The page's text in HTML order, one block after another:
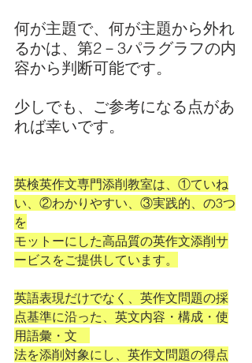
何が主題で、何が主題から外れ
るかは、第2－3パラグラフの内
容から判断可能です。
少しでも、ご参考になる点があ
れば幸いです。
英検英作文専門添削教室は、①ていね
い、②わかりやすい、③実践的、の3つ
を
モットーにした高品質の英作文添削サ
ービスをご提供しています。
英語表現だけでなく、英作文問題の採
点基準に沿った、英文内容・構成・使
用語彙・文
法を添削対象にし、英作文問題の得点